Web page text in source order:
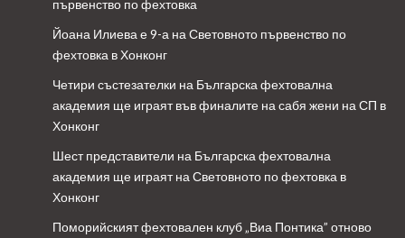
първенство по фехтовка
Йоана Илиева е 9-а на Световното първенство по
фехтовка в Хонконг
Четири състезателки на Българска фехтовална
академия ще играят във финалите на сабя жени на СП в
Хонконг
Шест представители на Българска фехтовална
академия ще играят на Световното по фехтовка в
Хонконг
Поморийският фехтовален клуб „Виа Понтика” отново